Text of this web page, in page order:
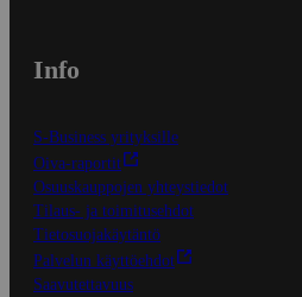
Info
S-Business yrityksille
Oiva-raportit
Osuuskauppojen yhteystiedot
Tilaus- ja toimitusehdot
Tietosuojakäytäntö
Palvelun käyttöehdot
Saavutettavuus